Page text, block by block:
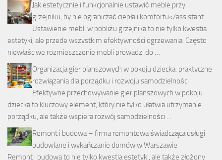
Jak estetycznie i funkcjonalnie ustawić meble przy
grzejniku, by nie ograniczać ciepła i komfortu</assistant
Ustawienie mebli w pobliżu grzejnika to nie tylko kwestia
estetyki, ale przede wszystkim efektywności ogrzewania. Często
niewłaściwe rozmieszczenie mebli prowadzi do …
Organizacja gier planszowych w pokoju dziecka: praktyczne
rozwiązania dla porządku i rozwoju samodzielności
Efektywne przechowywanie gier planszowych w pokoju
dziecka to kluczowy element, który nie tylko ułatwia utrzymanie
porządku, ale także wspiera rozwój samodzielności …
Remont i budowa – firma remontowa świadcząca usługi
budowlane i wykańczanie domów w Warszawie
Remont i budowa to nie tylko kwestia estetyki, ale także złożony